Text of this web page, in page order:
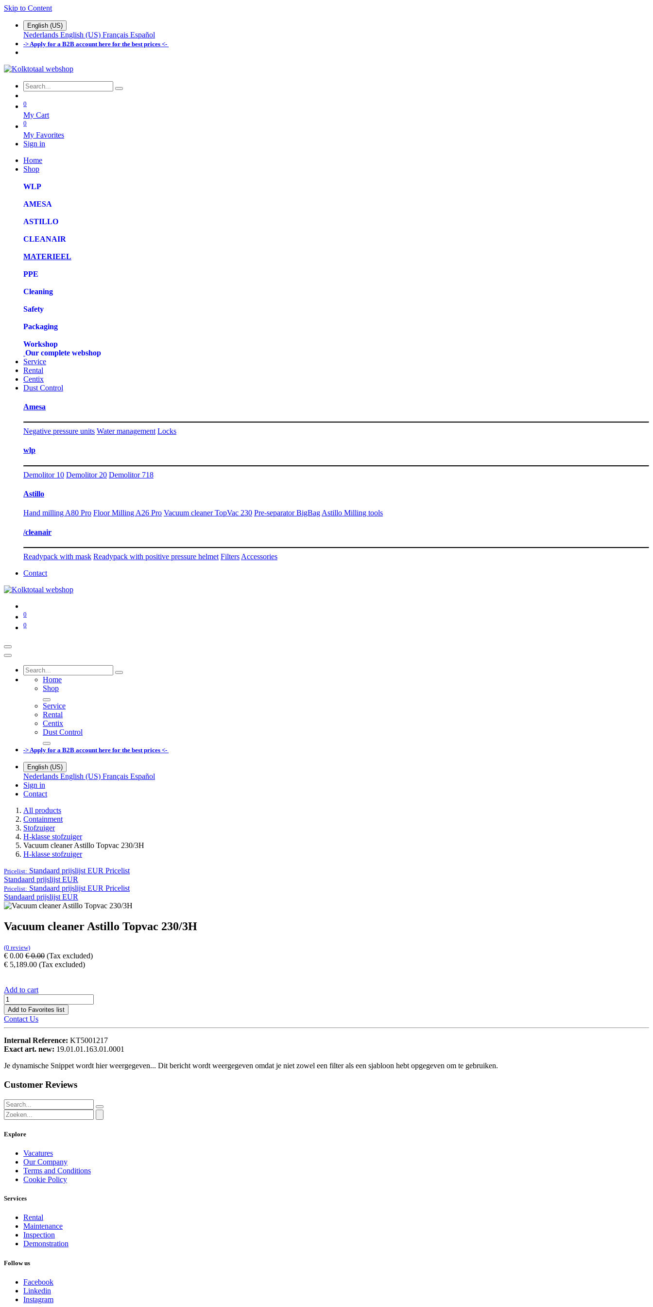
Skip to Content
English (US)
Nederlands English (US) Français Español
-> Apply for a B2B account here for the best prices <-
0
My Cart
0
My Favorites
Sign in
Home
Shop
WLP
AMESA
ASTILLO
CLEANAIR
MATERIEEL
PPE
Cleaning
Safety
Packaging
Workshop
Our complete webshop
Service
Rental
Centix
Dust Control
Amesa
Negative pressure units Water management Locks
wlp
Demolitor 10 Demolitor 20 Demolitor 718
Astillo
Hand milling A80 Pro Floor Milling A26 Pro Vacuum cleaner TopVac 230 Pre-separator BigBag Astillo Milling tools
/cleanair
Readypack with mask Readypack with positive pressure helmet Filters Accessories
Contact
0
0
Home
Shop
Service
Rental
Centix
Dust Control
-> Apply for a B2B account here for the best prices <-
English (US)
Nederlands English (US) Français Español
Sign in
Contact
All products
Containment
Stofzuiger
H-klasse stofzuiger
Vacuum cleaner Astillo Topvac 230/3H
H-klasse stofzuiger
Pricelist: Standaard prijslijst EUR Pricelist
Standaard prijslijst EUR
Pricelist: Standaard prijslijst EUR Pricelist
Standaard prijslijst EUR
Vacuum cleaner Astillo Topvac 230/3H
(0 review)
€ 0.00 €0.00 (Tax excluded)
€ 5,189.00 (Tax excluded)
Add to cart
Add to Favorites list
Contact Us
Internal Reference: KT5001217
Exact art. new: 19.01.01.163.01.0001
Je dynamische Snippet wordt hier weergegeven... Dit bericht wordt weergegeven omdat je niet zowel een filter als een sjabloon hebt opgegeven om te gebruiken.
Customer Reviews
Explore
Vacatures
Our Company
Terms and Conditions
Cookie Policy
Services
Rental
Maintenance
Inspection
Demonstration
Follow us
Facebook
Linkedin
Instagram